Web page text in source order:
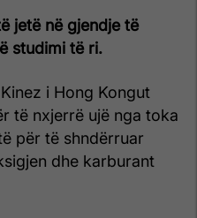
jetë në gjendje të
studimi të ri.
i Hong Kongut
të nxjerrë ujë nga toka
për të shndërruar
dhe karburant